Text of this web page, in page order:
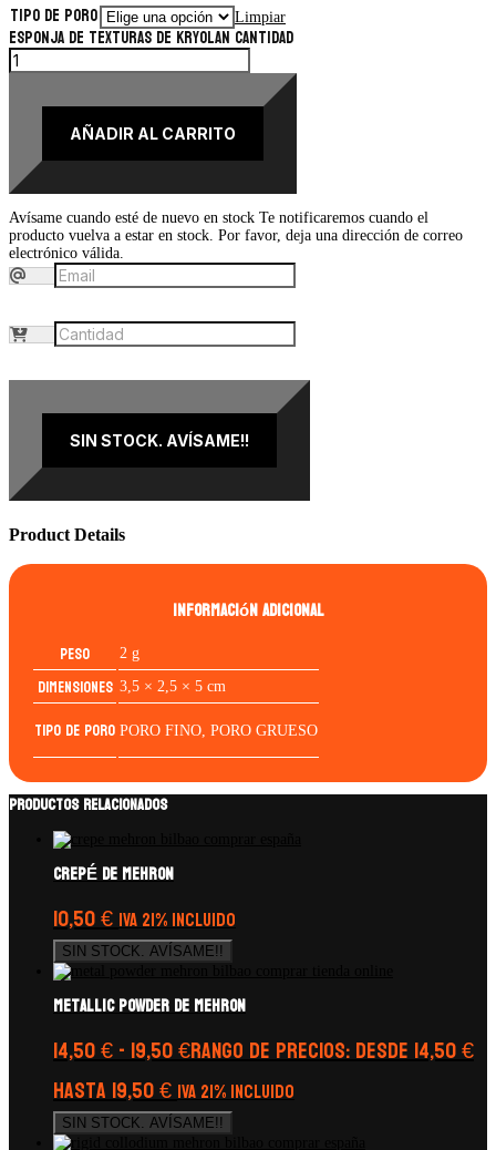
TIPO DE PORO Limpiar
Esponja de texturas de Kryolan cantidad
AÑADIR AL CARRITO
Avísame cuando esté de nuevo en stock Te notificaremos cuando el
producto vuelva a estar en stock. Por favor, deja una dirección de correo
electrónico válida.
SIN STOCK. AVÍSAME!!
Product Details
Información adicional
Peso 2 g
Dimensiones 3,5 × 2,5 × 5 cm
TIPO DE PORO PORO FINO, PORO GRUESO
Productos relacionados
CREPÉ de Mehron
10,50€ IVA 21% Incluido
SIN STOCK. AVÍSAME!!
Metallic Powder de Mehron
14,50€-19,50€Rango de precios: desde 14,50 €
hasta 19,50 € IVA 21% Incluido
SIN STOCK. AVÍSAME!!